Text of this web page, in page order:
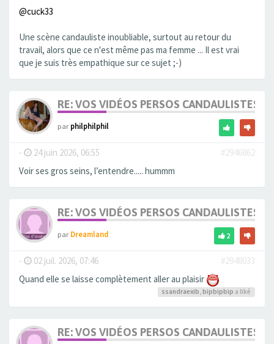
@cuck33
Une scène candauliste inoubliable, surtout au retour du
travail, alors que ce n'est même pas ma femme ... Il est vrai
que je suis très empathique sur ce sujet ;-)
RE: VOS VIDÉOS PERSOS CANDAULISTES
parphilphilphil
- 24 juin 2026, 06:55
#2946862
Voir ses gros seins, l’entendre..... hummm
RE: VOS VIDÉOS PERSOS CANDAULISTES
parDreamland 2
- 02 juil. 2026, 07:46
#2948033
Quand elle se laisse complètement aller au plaisir
ssandraexib, bipbipbip a liké
RE: VOS VIDÉOS PERSOS CANDAULISTES